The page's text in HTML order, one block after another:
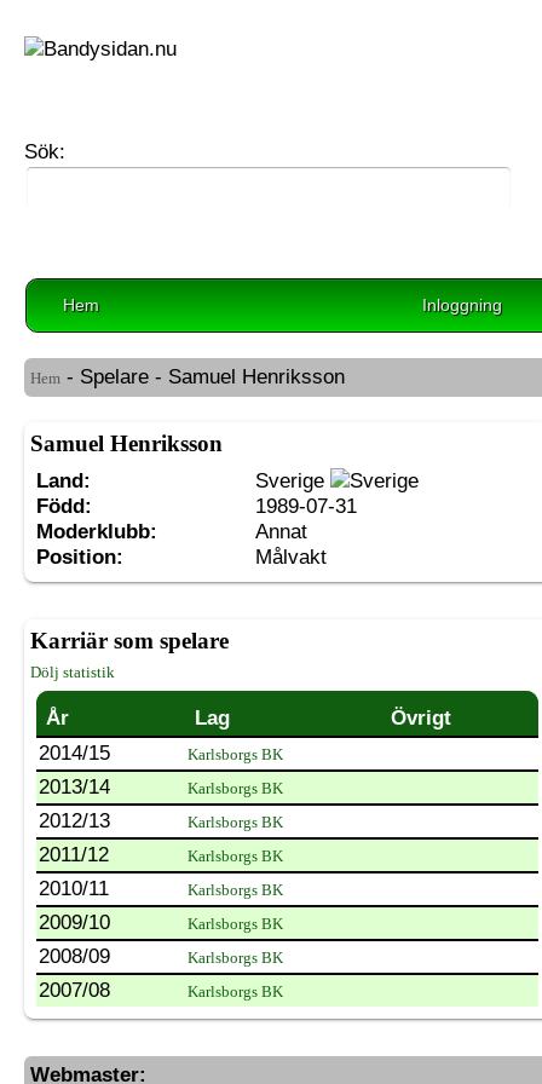
Sök:
Hem Inloggning
Hem - Spelare - Samuel Henriksson
Samuel Henriksson
Land:
Sverige
Född:
1989-07-31
Moderklubb:
Annat
Position:
Målvakt
Karriär som spelare
Dölj statistik
År Lag
Övrigt
2014/15
Karlsborgs BK
2013/14 Karlsborgs BK
2012/13 Karlsborgs BK
2011/12 Karlsborgs BK
2010/11 Karlsborgs BK
2009/10 Karlsborgs BK
2008/09 Karlsborgs BK
2007/08 Karlsborgs BK
Webmaster: